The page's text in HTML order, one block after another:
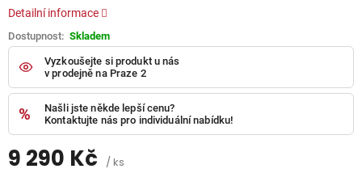
Vyzkoušejte si produkt u nás
v prodejně na Praze 2
Našli jste někde lepší cenu?
Kontaktujte nás pro individuální nabídku!
9 290 Kč / ks
Skladem
Detailní informace